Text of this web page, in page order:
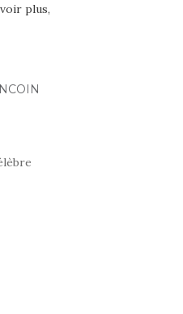
plus,